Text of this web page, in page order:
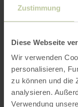
Zustimmung
Diese Webseite
Wir verwenden
personalisieren,
zu können und die
analysieren.
Verwendung
politischer
verbinden. Die
Nordrhein-
und Thüringen
besondere